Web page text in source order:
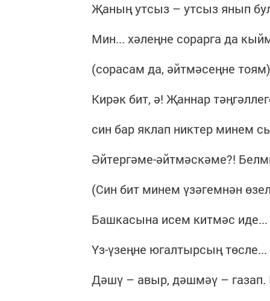
Җаның утсыз – утсыз янып
Мин... хәлеңне сорарга да
(сорасам да, әйтмәсеңне
Кирәк бит, ә! Җаннар
син бар яклап никтер минем
Әйтергәме-әйтмәскәме?!
(Син бит минем үзәгемнән
Башкасына исем китмәс
Үз-үзеңне югалтырсың төсле...
Дәшү – авыр, дәшмәү –